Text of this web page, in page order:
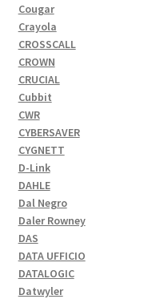
Cougar
Crayola
CROSSCALL
CROWN
CRUCIAL
Cubbit
CWR
CYBERSAVER
CYGNETT
D-Link
DAHLE
Dal Negro
Daler Rowney
DAS
DATA UFFICIO
DATALOGIC
Datwyler